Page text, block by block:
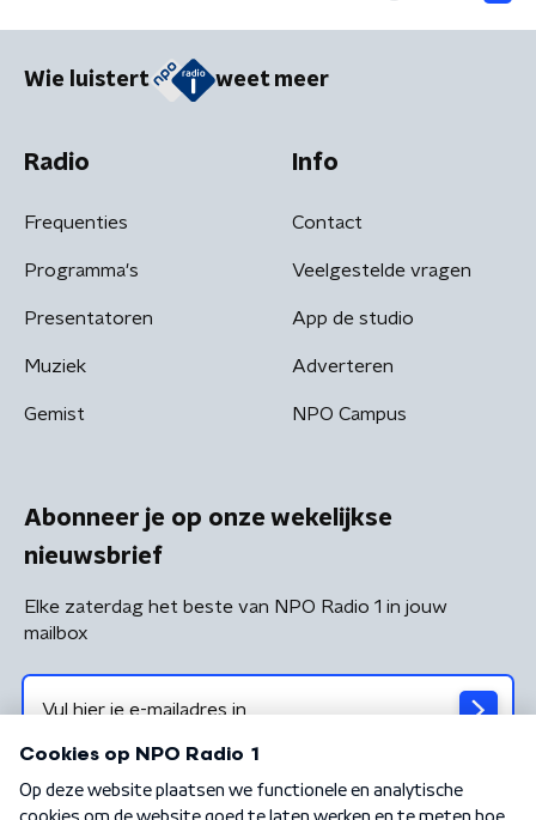
Wie luistert weet meer
Radio
Frequenties
Programma's
Presentatoren
Muziek
Gemist
Info
Contact
Veelgestelde vragen
App de studio
Adverteren
NPO Campus
Abonneer je op onze wekelijkse
nieuwsbrief
Elke zaterdag het beste van NPO Radio 1 in jouw
mailbox